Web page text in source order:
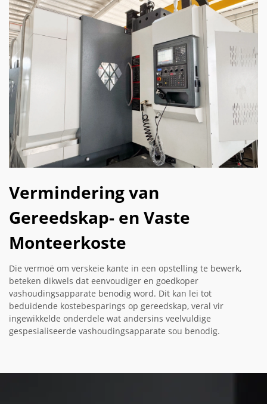
Vermindering van
Gereedskap- en Vaste
Monteerkoste
Die vermoë om verskeie kante in een opstelling te bewerk,
beteken dikwels dat eenvoudiger en goedkoper
vashoudingsapparate benodig word. Dit kan lei tot
beduidende kostebesparings op gereedskap, veral vir
ingewikkelde onderdele wat andersins veelvuldige
gespesialiseerde vashoudingsapparate sou benodig.